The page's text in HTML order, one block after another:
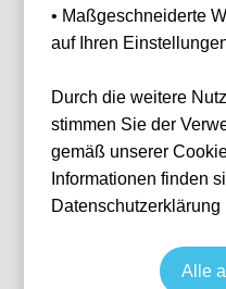
Stehplatz Gelbe Wand
15:00
8
Deutschland
• Maßgeschneiderte
auf Ihren
Durch die weitere
stimmen Sie der
gemäß unserer
Informationen finden
Datenschutzerklärung
Alle